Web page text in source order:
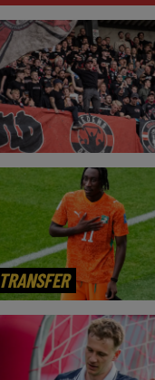
TRANSFER